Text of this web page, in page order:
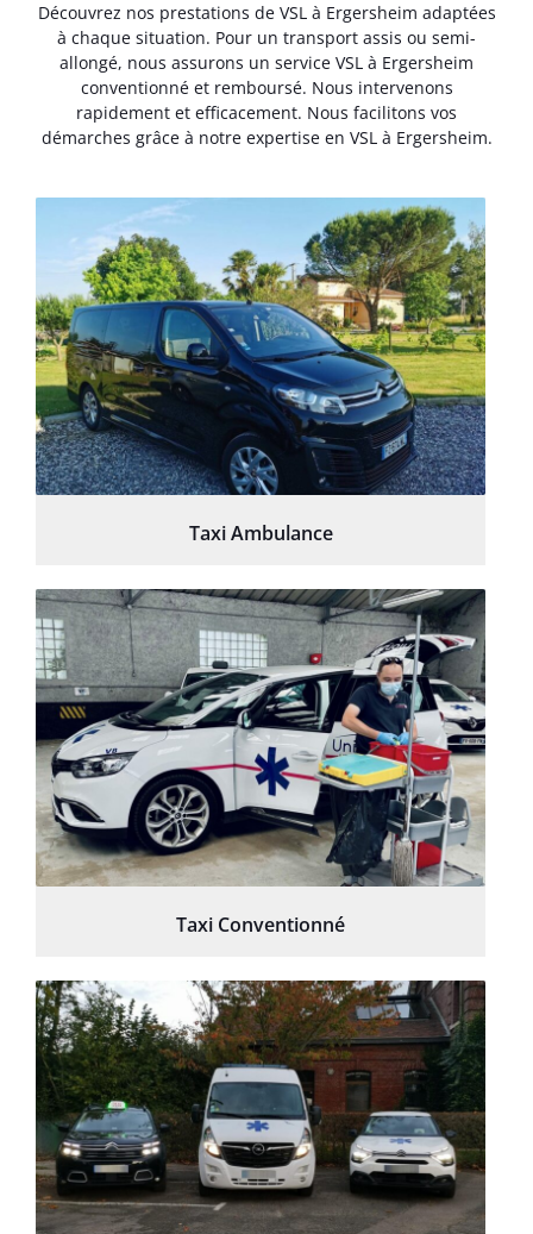
Découvrez nos prestations de VSL à Ergersheim adaptées
à chaque situation. Pour un transport assis ou semi-
allongé, nous assurons un service VSL à Ergersheim
conventionné et remboursé. Nous intervenons
rapidement et efficacement. Nous facilitons vos
démarches grâce à notre expertise en VSL à Ergersheim.
Taxi Ambulance
Taxi Conventionné